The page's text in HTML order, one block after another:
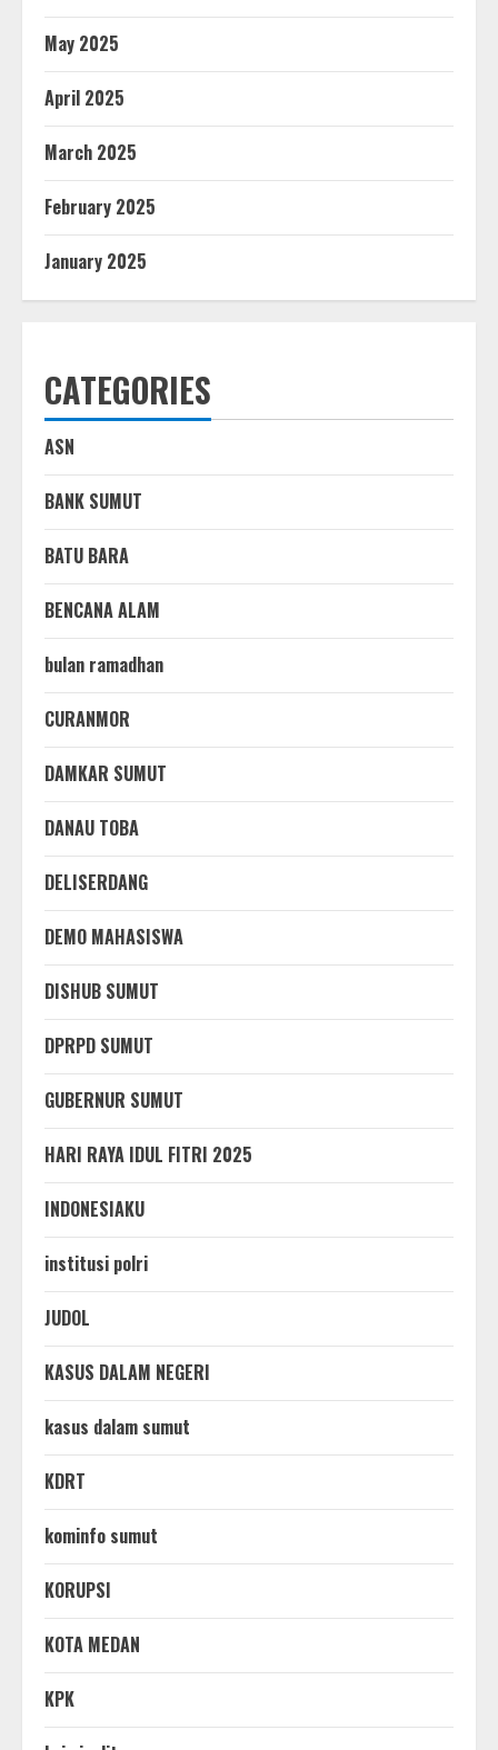
May 2025
April 2025
March 2025
February 2025
January 2025
CATEGORIES
ASN
BANK SUMUT
BATU BARA
BENCANA ALAM
bulan ramadhan
CURANMOR
DAMKAR SUMUT
DANAU TOBA
DELISERDANG
DEMO MAHASISWA
DISHUB SUMUT
DPRPD SUMUT
GUBERNUR SUMUT
HARI RAYA IDUL FITRI 2025
INDONESIAKU
institusi polri
JUDOL
KASUS DALAM NEGERI
kasus dalam sumut
KDRT
kominfo sumut
KORUPSI
KOTA MEDAN
KPK